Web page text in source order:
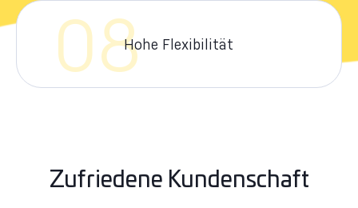
08Hohe Flexibilität
Zufriedene Kundenschaft